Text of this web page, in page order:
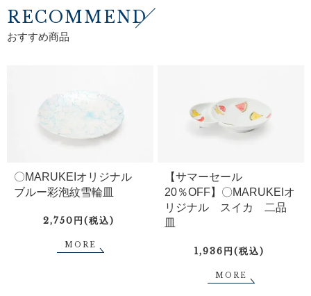
RECOMMEND
おすすめ商品
〇MARUKEIオリジナル
ブルー彩泡紋雪輪皿
2,750円(税込)
MORE
【サマーセール
20％OFF】〇MARUKEIオ
リジナル スイカ 二品
皿
1,936円(税込)
MORE